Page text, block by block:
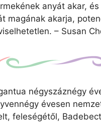
anyát akar,
magának akarja,
– Susan
négyszáznégy
évesen
feleségétől,